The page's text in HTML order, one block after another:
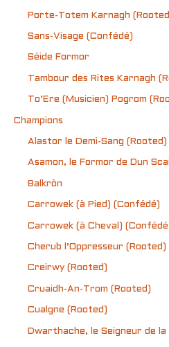
Porte-Totem Karnagh
Sans-Visage (Confédé)
Séide Formor
Tambour des Rites Karnagh
To’Ere (Musicien) Pogrom
Champions
Alastor le Demi-Sang (Rooted)
Asamon, le Formor de Dun
Balkròn
Carrowek (à Pied) (Confédé)
Carrowek (à Cheval)
Cherub l’Oppresseur (Rooted)
Creirwy (Rooted)
Cruaidh-An-Trom (Rooted)
Cualgne (Rooted)
Dwarthache, le Seigneur de la